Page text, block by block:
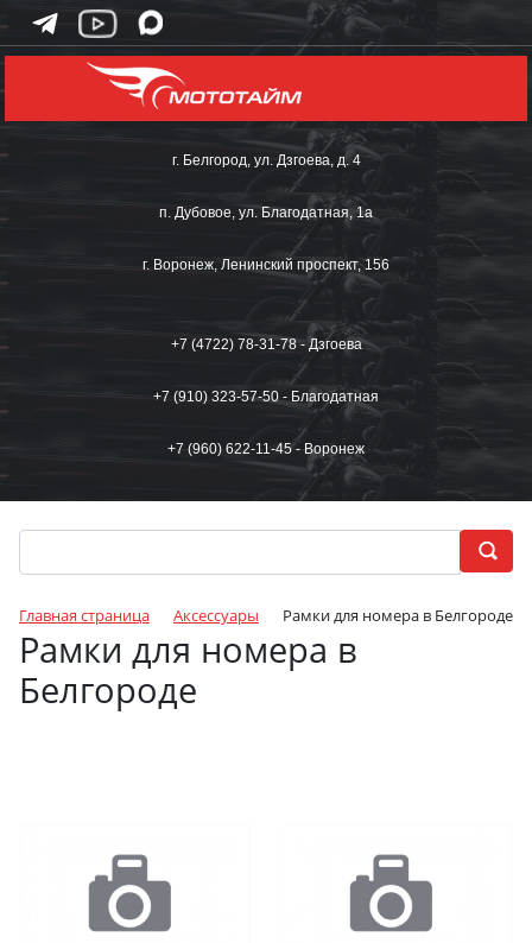
г. Белгород, ул. Дзгоева, д. 4
п. Дубовое, ул. Благодатная, 1а
г. Воронеж, Ленинский проспект, 156
+7 (4722) 78-31-78 - Дзгоева
+7 (910) 323-57-50 - Благодатная
+7 (960) 622-11-45 - Воронеж
Главная страница Аксессуары Рамки для номера в Белгороде
Рамки для номера в
Белгороде